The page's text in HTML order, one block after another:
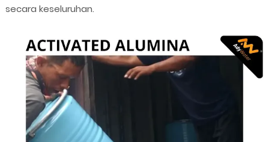
secara keseluruhan.